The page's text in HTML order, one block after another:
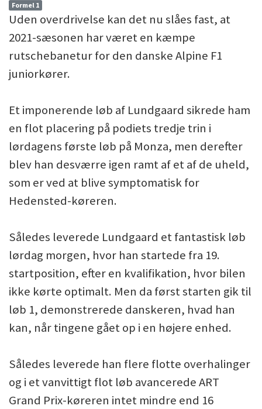
Formel 1
Uden overdrivelse kan det nu slåes fast, at
2021-sæsonen har været en kæmpe
rutschebanetur for den danske Alpine F1
juniorkører.
Et imponerende løb af Lundgaard sikrede ham
en flot placering på podiets tredje trin i
lørdagens første løb på Monza, men derefter
blev han desværre igen ramt af et af de uheld,
som er ved at blive symptomatisk for
Hedensted-køreren.
Således leverede Lundgaard et fantastisk løb
lørdag morgen, hvor han startede fra 19.
startposition, efter en kvalifikation, hvor bilen
ikke kørte optimalt. Men da først starten gik til
løb 1, demonstrerede danskeren, hvad han
kan, når tingene gået op i en højere enhed.
Således leverede han flere flotte overhalinger
og i et vanvittigt flot løb avancerede ART
Grand Prix-køreren intet mindre end 16